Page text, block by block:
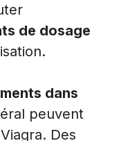
de dosage
dans
peuvent
Des